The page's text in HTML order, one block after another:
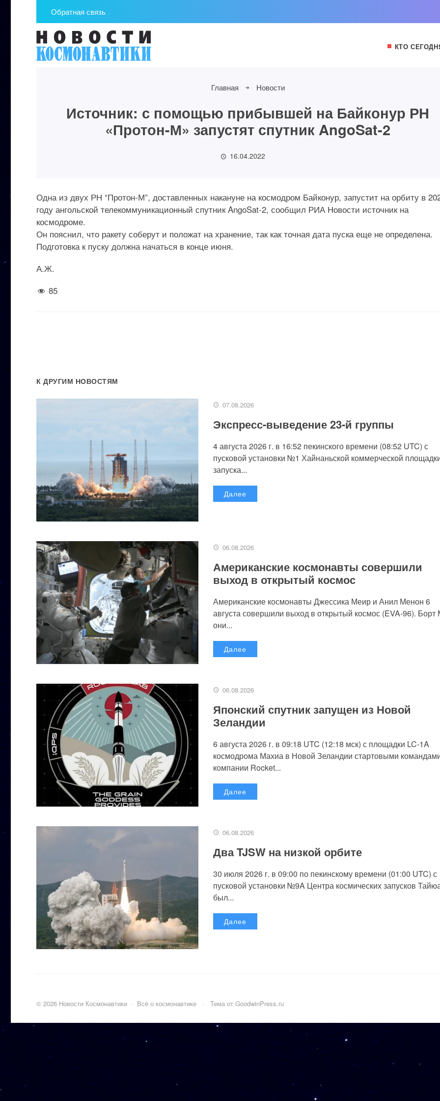
Обратная связь
КТО
Главная Новости
Источник: с помощью прибывшей на Байконур РН
«Протон-М» запустят спутник AngoSat-2
16.04.2022
Одна из двух РН “Протон-М”, доставленных накануне на космодром Байконур, запустит на орбиту в
году ангольской телекоммуникационный спутник AngoSat-2, сообщил РИА Новости источник на
космодроме.
Он пояснил, что ракету соберут и положат на хранение, так как точная дата пуска еще не определена.
Подготовка к пуску должна начаться в конце июня.
А.Ж.
85
К ДРУГИМ НОВОСТЯМ
07.08.2026
Экспресс-выведение 23-й группы
4 августа 2026 г. в 16:52 пекинского времени (08:52 UTC) с
пусковой установки №1 Хайнаньской коммерческой
запуска...
Далее
06.08.2026
Американские космонавты совершили
выход в открытый космос
Американские космонавты Джессика Меир и Анил Менон 6
августа совершили выход в открытый космос (EVA-96).
они...
Далее
06.08.2026
Японский спутник запущен из Новой
Зеландии
6 августа 2026 г. в 09:18 UTC (12:18 мск) с площадки LC-1A
космодрома Махиа в Новой Зеландии стартовыми
компании Rocket...
Далее
06.08.2026
Два TJSW на низкой орбите
30 июля 2026 г. в 09:00 по пекинскому времени (01:00 UTC) с
пусковой установки №9A Центра космических запусков
был...
Далее
© 2026 Новости Космонавтики · Всё о космонавтике · Тема от GoodwinPress.ru